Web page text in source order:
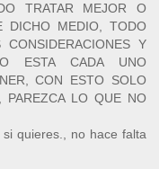
TRATAR MEJOR O
DICHO MEDIO, TODO
Y
ESTA CADA UNO
CON ESTO SOLO
PAREZCA LO QUE NO
quieres., no hace falta